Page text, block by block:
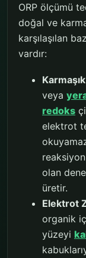
ORP ölçümü
doğal ve
karşılaşılan
vardır:
veya
redoks
elektrot
olan
üretir.
Elektrot
organik
yüzeyi